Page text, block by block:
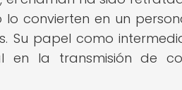
lo convierten en un
Su papel como
en la transmisión de